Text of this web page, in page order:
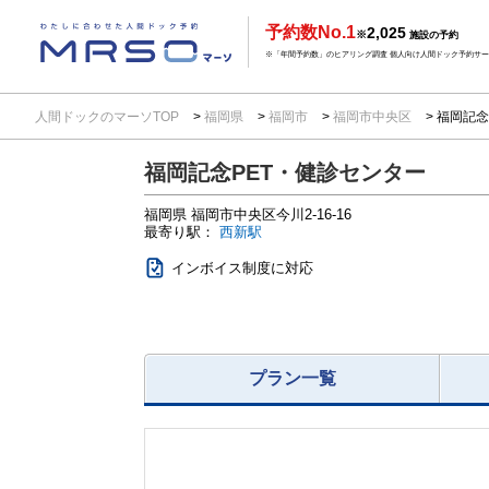
予約数No.1※2,025 施設の予約
※「年間予約数」のヒアリング調査 個人向け人間ドック予約サ
人間ドックのマーソTOP 福岡県 福岡市 福岡市中央区 福岡記
福岡記念PET・健診センター
福岡県 福岡市中央区今川2-16-16
最寄り駅： 西新駅
インボイス制度に対応
プラン一覧